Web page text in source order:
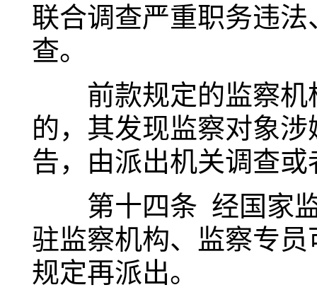
联合调查严重职务违
查。
前款规定的监察机
的，其发现监察对象
告，由派出机关调查
第十四条 经国家监
驻监察机构、监察专
规定再派出。